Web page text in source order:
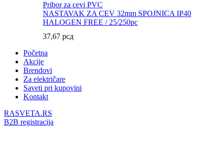
Pribor za cevi PVC
NASTAVAK ZA CEV 32mm SPOJNICA IP40
HALOGEN FREE / 25/250pc
37,67 рсд
Početna
Akcije
Brendovi
Za električare
Saveti pri kupovini
Kontakt
RASVETA.RS
B2B registracija